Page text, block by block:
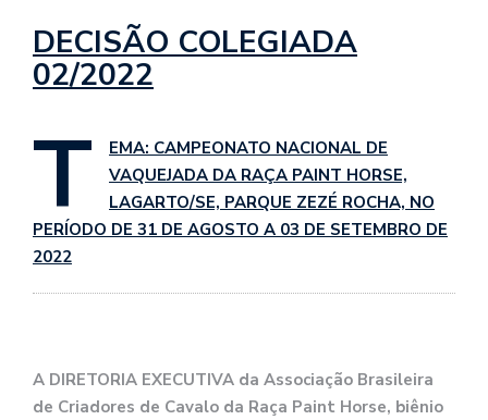
DECISÃO COLEGIADA
02/2022
T
EMA: CAMPEONATO NACIONAL DE
VAQUEJADA DA RAÇA PAINT HORSE,
LAGARTO/SE, PARQUE ZEZÉ ROCHA, NO
PERÍODO DE 31 DE AGOSTO A 03 DE SETEMBRO DE
2022
A DIRETORIA EXECUTIVA da Associação Brasileira
de Criadores de Cavalo da Raça Paint Horse, biênio